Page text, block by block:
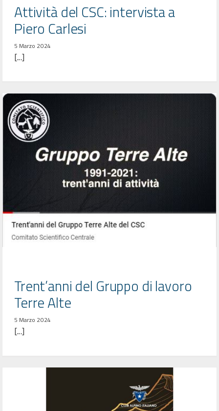
Attività del CSC: intervista a
Piero Carlesi
5 Marzo 2024
[...]
Trent’anni del Gruppo di lavoro
Terre Alte
5 Marzo 2024
[...]